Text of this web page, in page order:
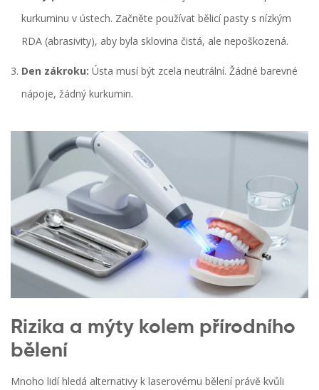
kurkuminu v ústech. Začněte používat bělicí pasty s nízkým
RDA (abrasivity), aby byla sklovina čistá, ale nepoškozená.
Den zákroku: Ústa musí být zcela neutrální. Žádné barevné
nápoje, žádný kurkumin.
Rizika a mýty kolem přírodního
bělení
Mnoho lidí hledá alternativy k laserovému bělení právě kvůli